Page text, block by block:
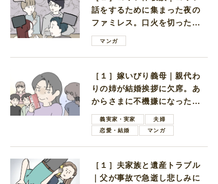
話をするために集まった夜の
ファミレス。口火を切ったの
は電車好きの男の子ママ
マンガ
［１］嫁いびり義母｜親代わ
りの姉が結婚挨拶に欠席。あ
からさまに不機嫌になった義
母義実家・実家
夫婦
恋愛・結婚
マンガ
［１］夫家族と遺産トラブル
｜父が事故で急逝し悲しみに